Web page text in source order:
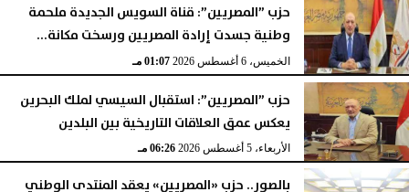
حزب ”المصريين”: قناة السويس الجديدة ملحمة
وطنية جسدت إرادة المصريين ورسخت مكانة...
الخميس، 6 أغسطس 2026 01:07 مـ
حزب ”المصريين”: استقبال السيسي لملك البحرين
يعكس عمق العلاقات التاريخية بين البلدين
الأربعاء، 5 أغسطس 2026 06:26 مـ
بالصور.. حزب «المصريين» يعقد المنتدى الوطني